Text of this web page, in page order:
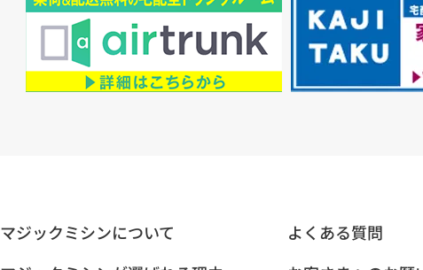
マジックミシンについて
よくある質問